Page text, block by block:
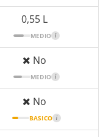
0,55 L
MEDIO i
No
MEDIO i
No
BASICO i